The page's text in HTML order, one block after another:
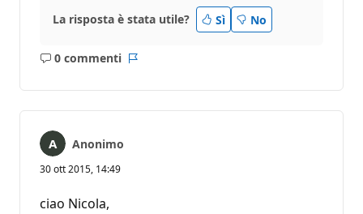
La risposta è stata utile? Sì No
0 commenti
Nessun
Report
Anonimo
30 ott 2015, 14:49
ciao Nicola,